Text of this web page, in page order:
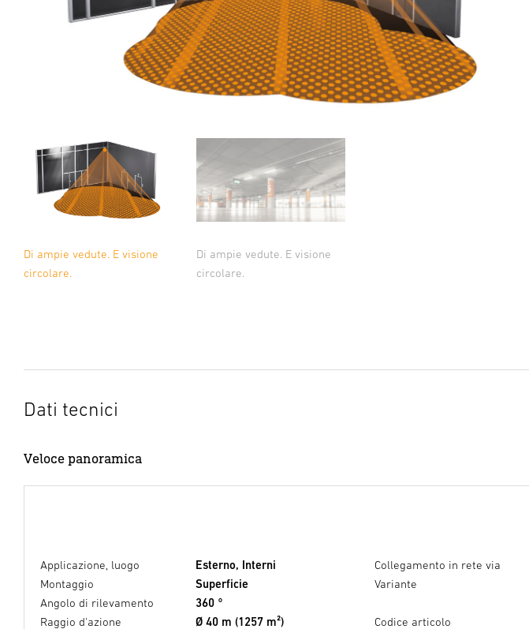
Di ampie vedute. E visione
circolare.
Di ampie vedute. E visione
circolare.
Dati tecnici
Veloce panoramica
Applicazione, luogo
Esterno, Interni
Montaggio
Superficie
Angolo di rilevamento
360 °
Raggio d'azione
Ø 40 m (1257 m²)
Collegamento in rete via
Variante
Codice articolo